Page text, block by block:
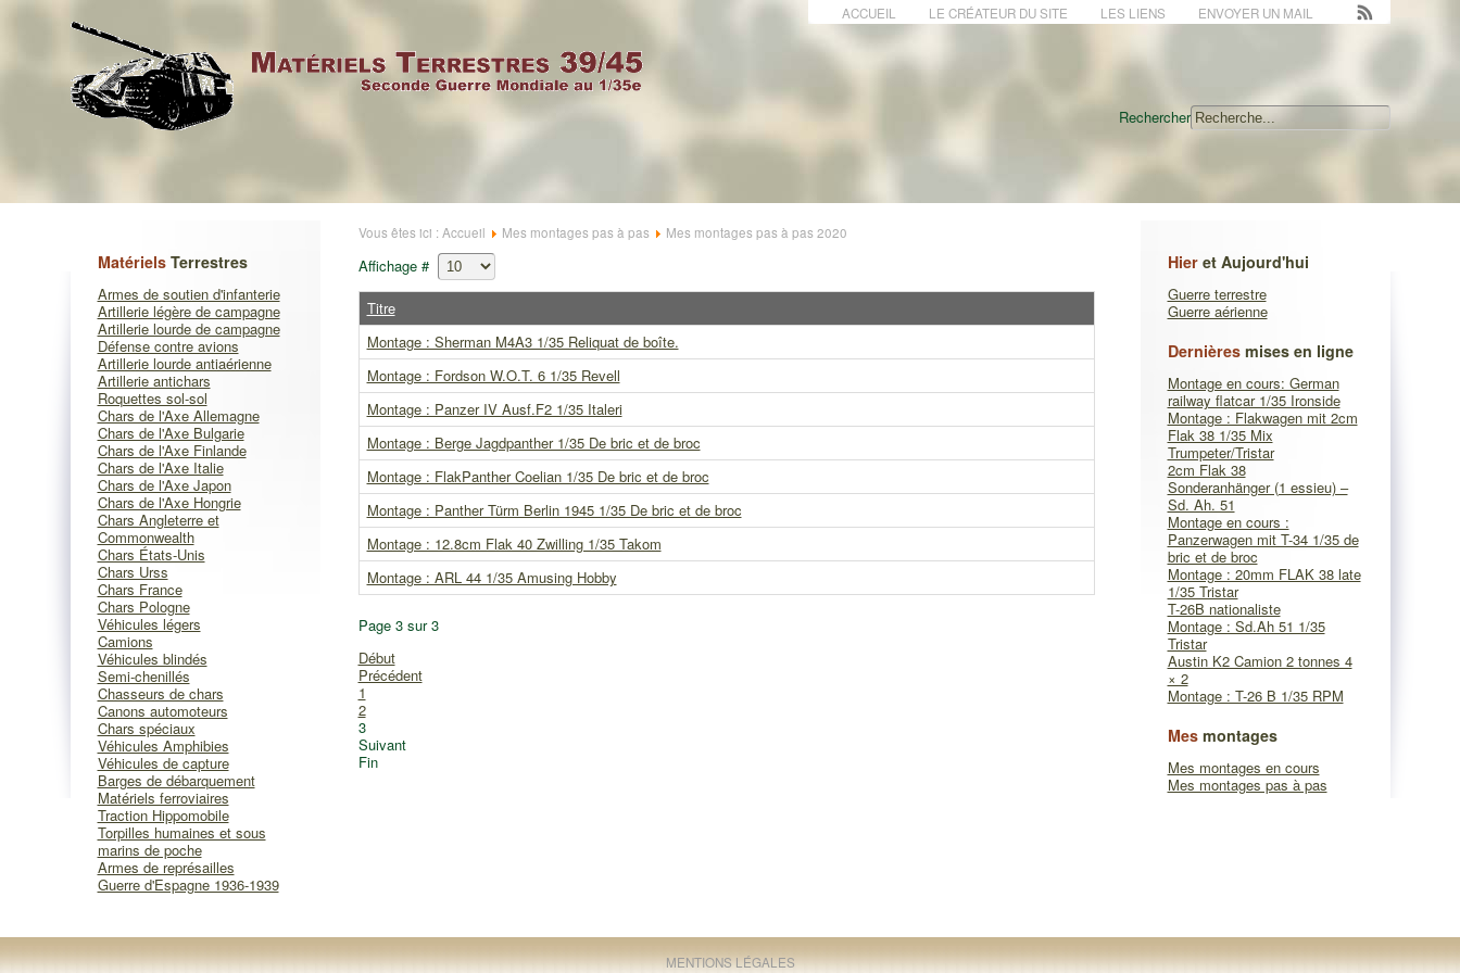
ACCUEIL LE CRÉATEUR DU SITE LES LIENS ENVOYER UN MAIL
Rechercher
MatérielsTerrestres
Armes de soutien d'infanterie
Artillerie légère de campagne
Artillerie lourde de campagne
Défense contre avions
Artillerie lourde antiaérienne
Artillerie antichars
Roquettes sol-sol
Chars de l'Axe Allemagne
Chars de l'Axe Bulgarie
Chars de l'Axe Finlande
Chars de l'Axe Italie
Chars de l'Axe Japon
Chars de l'Axe Hongrie
Chars Angleterre et
Commonwealth
Chars États-Unis
Chars Urss
Chars France
Chars Pologne
Véhicules légers
Camions
Véhicules blindés
Semi-chenillés
Chasseurs de chars
Canons automoteurs
Chars spéciaux
Véhicules Amphibies
Véhicules de capture
Barges de débarquement
Matériels ferroviaires
Traction Hippomobile
Torpilles humaines et sous
marins de poche
Armes de représailles
Guerre d'Espagne 1936-1939
Hieret Aujourd'hui
Guerre terrestre
Guerre aérienne
Dernièresmises en ligne
Montage en cours: German
railway flatcar 1/35 Ironside
Montage : Flakwagen mit 2cm
Flak 38 1/35 Mix
Trumpeter/Tristar
2cm Flak 38
Sonderanhänger (1 essieu) –
Sd. Ah. 51
Montage en cours :
Panzerwagen mit T-34 1/35 de
bric et de broc
Montage : 20mm FLAK 38 late
1/35 Tristar
T-26B nationaliste
Montage : Sd.Ah 51 1/35
Tristar
Austin K2 Camion 2 tonnes 4
× 2
Montage : T-26 B 1/35 RPM
Mesmontages
Mes montages en cours
Mes montages pas à pas
Vous êtes ici : Accueil Mes montages pas à pas Mes montages pas à pas 2020
Affichage #
Titre
Montage : Sherman M4A3 1/35 Reliquat de boîte.
Montage : Fordson W.O.T. 6 1/35 Revell
Montage : Panzer IV Ausf.F2 1/35 Italeri
Montage : Berge Jagdpanther 1/35 De bric et de broc
Montage : FlakPanther Coelian 1/35 De bric et de broc
Montage : Panther Türm Berlin 1945 1/35 De bric et de broc
Montage : 12.8cm Flak 40 Zwilling 1/35 Takom
Montage : ARL 44 1/35 Amusing Hobby
Page 3 sur 3
Début
Précédent
1
2
3
Suivant
Fin
MENTIONS LÉGALES